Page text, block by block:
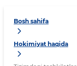
Bosh sahifa
Hokimiyat haqida